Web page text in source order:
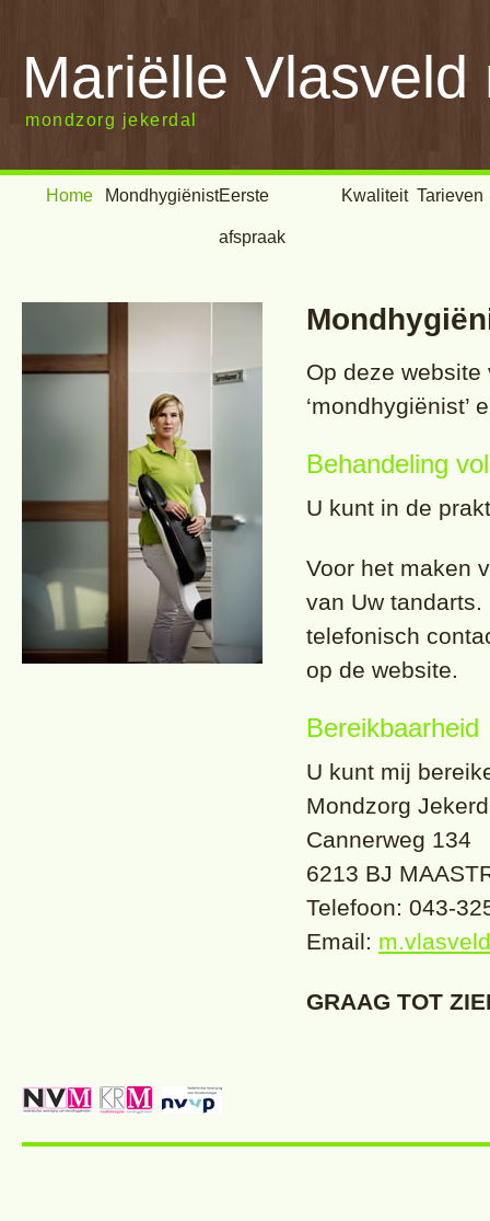
Mariëlle
mondzorg jekerdal
Home MondhygiënistEerste
afspraak
Kwaliteit Tarieven
Op deze
‘mondhygiënist’
Behandeling
U kunt in de
Voor het maken
van Uw
telefonisch
op de website.
Bereikbaarheid
U kunt mij
Mondzorg
Cannerweg 134
6213 BJ
Telefoon: 043-
Email:
GRAAG TOT